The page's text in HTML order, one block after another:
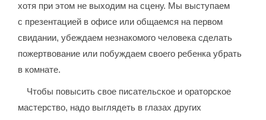
хотя при этом не выходим на сцену. Мы выступаем
с презентацией в офисе или общаемся на первом
свидании, убеждаем незнакомого человека сделать
пожертвование или побуждаем своего ребенка убрать
в комнате.
Чтобы повысить свое писательское и ораторское
мастерство, надо выглядеть в глазах других